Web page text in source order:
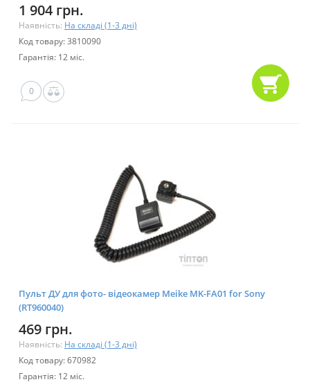
1 904 грн.
Наявність: На складі (1-3 дні)
Код товару: 3810090
Гарантія: 12 міс.
0
Пульт ДУ для фото- відеокамер Meike MK-FA01 for Sony
(RT960040)
469 грн.
Наявність: На складі (1-3 дні)
Код товару: 670982
Гарантія: 12 міс.